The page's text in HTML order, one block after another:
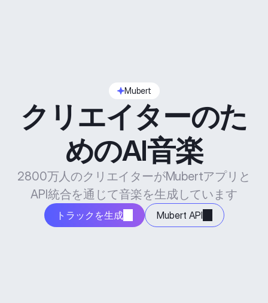
Mubert
クリエイターのた
めのAI音楽
2800万人のクリエイターがMubertアプリと
API統合を通じて音楽を生成しています
トラックを生成 Mubert API